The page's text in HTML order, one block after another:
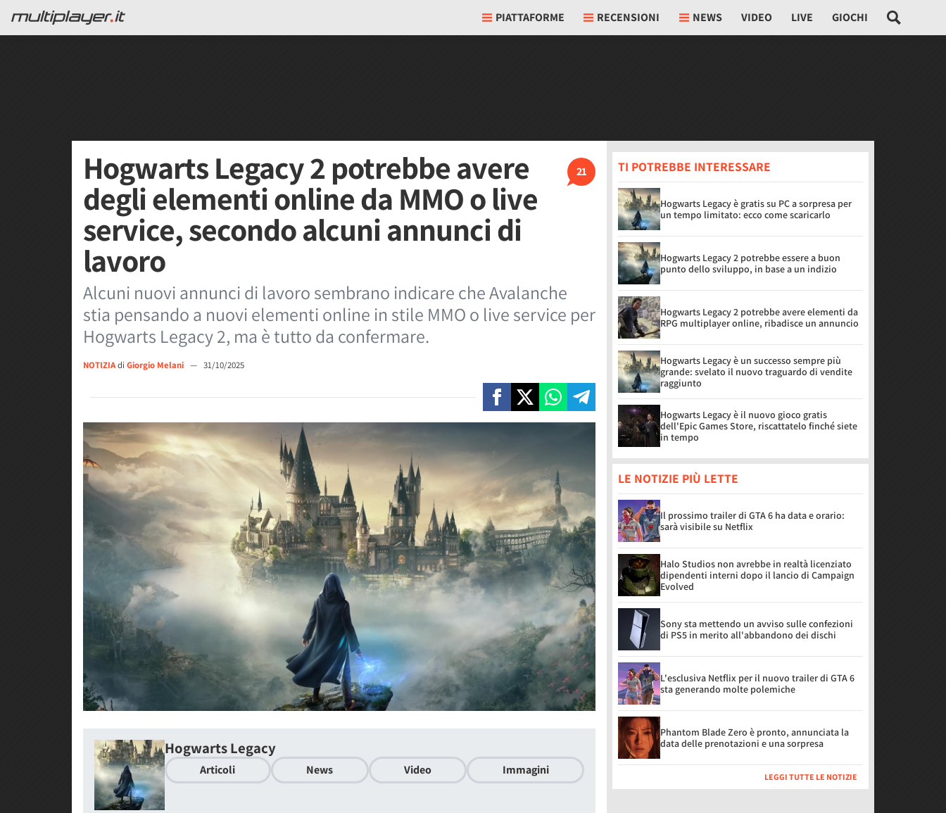
PIATTAFORME RECENSIONI NEWS VIDEO LIVE GIOCHI
21
Hogwarts Legacy 2 potrebbe avere
degli elementi online da MMO o live
service, secondo alcuni annunci di
lavoro
Alcuni nuovi annunci di lavoro sembrano indicare che Avalanche
stia pensando a nuovi elementi online in stile MMO o live service per
Hogwarts Legacy 2, ma è tutto da confermare.
NOTIZIAdi Giorgio Melani — 31/10/2025
Hogwarts Legacy
Articoli News Video Immagini
TI POTREBBE INTERESSARE
Hogwarts Legacy è gratis su PC a sorpresa per
un tempo limitato: ecco come scaricarlo
Hogwarts Legacy 2 potrebbe essere a buon
punto dello sviluppo, in base a un indizio
Hogwarts Legacy 2 potrebbe avere elementi da
RPG multiplayer online, ribadisce un annuncio
Hogwarts Legacy è un successo sempre più
grande: svelato il nuovo traguardo di vendite
raggiunto
Hogwarts Legacy è il nuovo gioco gratis
dell'Epic Games Store, riscattatelo finché siete
in tempo
LE NOTIZIE PIÙ LETTE
Il prossimo trailer di GTA 6 ha data e orario:
sarà visibile su Netflix
Halo Studios non avrebbe in realtà licenziato
dipendenti interni dopo il lancio di Campaign
Evolved
Sony sta mettendo un avviso sulle confezioni
di PS5 in merito all'abbandono dei dischi
L'esclusiva Netflix per il nuovo trailer di GTA 6
sta generando molte polemiche
Phantom Blade Zero è pronto, annunciata la
data delle prenotazioni e una sorpresa
LEGGI TUTTE LE NOTIZIE